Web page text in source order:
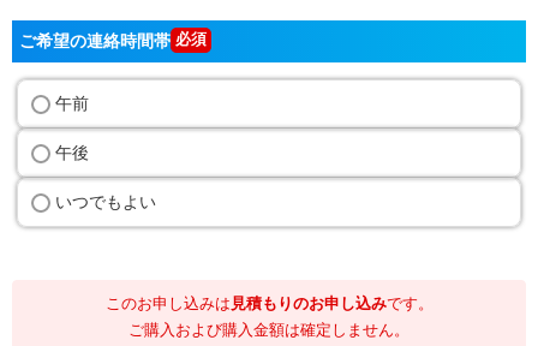
ご希望の連絡時間帯
午前
午後
いつでもよい
このお申し込みは 見積もりのお申し込みです。
ご購入および購入金額は確定しません。